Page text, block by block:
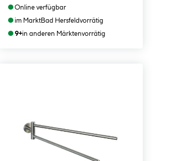
●Online verfügbar
●im MarktBad Hersfeldvorrätig
●9+in anderen Märktenvorrätig